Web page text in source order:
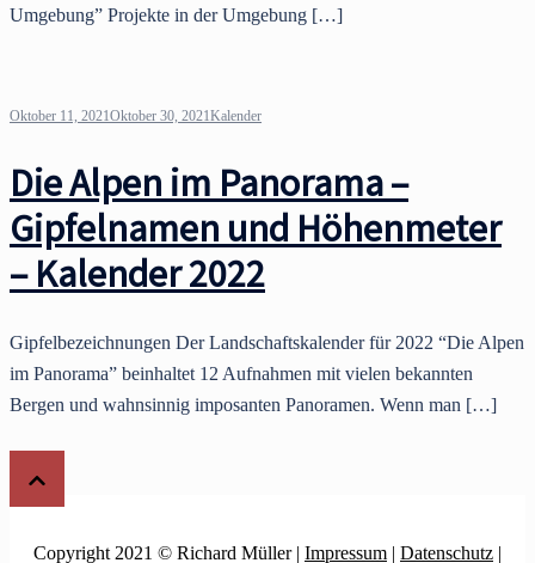
Umgebung” Projekte in der Umgebung […]
Oktober 11, 2021Oktober 30, 2021Kalender
Die Alpen im Panorama –
Gipfelnamen und Höhenmeter
– Kalender 2022
Gipfelbezeichnungen Der Landschaftskalender für 2022 “Die Alpen
im Panorama” beinhaltet 12 Aufnahmen mit vielen bekannten
Bergen und wahnsinnig imposanten Panoramen. Wenn man […]
Copyright 2021 © Richard Müller | Impressum | Datenschutz |